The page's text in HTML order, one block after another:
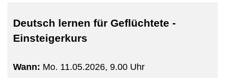
Deutsch lernen für Geflüchtete -
Einsteigerkurs
Wann: Mo. 11.05.2026, 9.00 Uhr